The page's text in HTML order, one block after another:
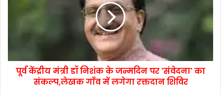
पूर्व केंद्रीय मंत्री डॉ निशंक के जन्मदिन पर 'संवेदना' का
संकल्प,लेखक गाँव में लगेगा रक्तदान शिविर